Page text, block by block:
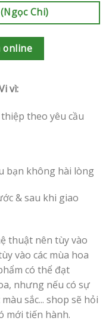
Chi)
online
vì:
theo yêu cầu
bạn không hài lòng
& sau khi giao
thuật nên tùy vào
vào các mùa hoa
có thể đạt
nhưng nếu có sự
sắc... shop sẽ hỏi
mới tiến hành.